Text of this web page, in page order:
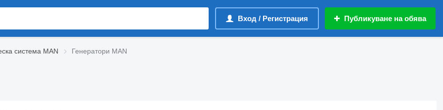
Вход / Регистрация Публикуване на обява
система MAN Генератори MAN